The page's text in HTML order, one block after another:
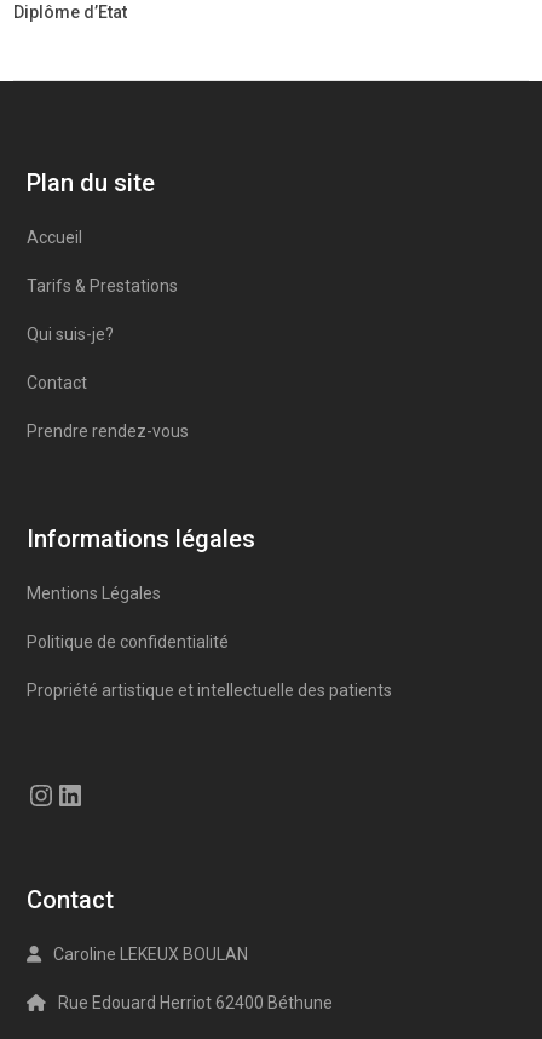
Diplôme d’Etat
Plan du site
Accueil
Tarifs & Prestations
Qui suis-je?
Contact
Prendre rendez-vous
Informations légales
Mentions Légales
Politique de confidentialité
Propriété artistique et intellectuelle des patients
Instagram
LinkedIn
Contact
Caroline LEKEUX BOULAN
Rue Edouard Herriot 62400 Béthune